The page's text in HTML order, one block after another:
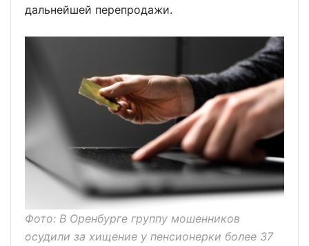
дальнейшей перепродажи.
Фото: В Оренбурге группу мошенников
осудили за хищение у пенсионерки более 37